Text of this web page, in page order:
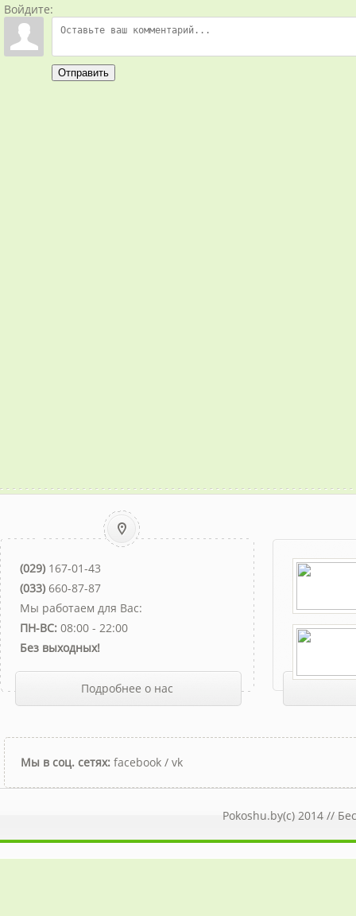
Войдите:
Отправить
(029) 167-01-43
(033) 660-87-87
Мы работаем для Вас:
ПН-ВС: 08:00 - 22:00
Без выходных!
Подробнее о нас
Мы в соц. сетях: facebook / vk
Pokoshu.by(c) 2014 //